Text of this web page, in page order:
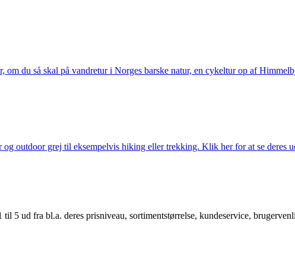
du så skal på vandretur i Norges barske natur, en cykeltur op af
outdoor grej til eksempelvis hiking eller trekking. Klik her for at se deres
5 ud fra bl.a. deres prisniveau, sortimentstørrelse, kundeservice,